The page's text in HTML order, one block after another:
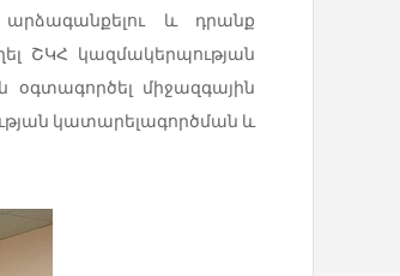
և դրանք
ՇԿՀ կազմակերպության
օգտագործել միջազգային
կատարելագործման և